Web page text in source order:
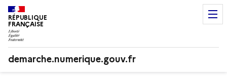
RÉPUBLIQUE
FRANÇAISE
demarche.numerique.gouv.fr